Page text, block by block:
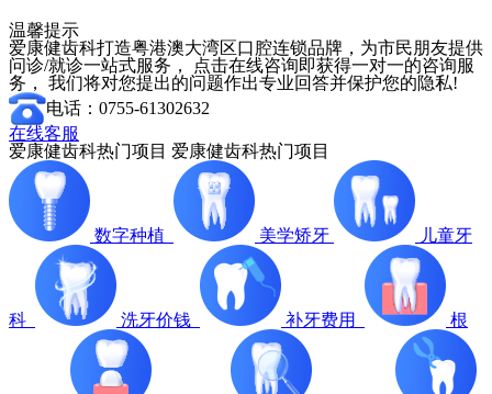
温馨提示
爱康健齿科打造粤港澳大湾区口腔连锁品牌，为市民朋友提供
问诊/就诊一站式服务， 点击在线咨询即获得一对一的咨询服
务， 我们将对您提出的问题作出专业回答并保护您的隐私!
电话：0755-61302632
在线客服
爱康健齿科热门项目 爱康健齿科热门项目
数字种植 美学矫牙 儿童牙
科 洗牙价钱 补牙费用 根